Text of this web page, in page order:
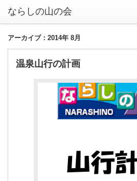
アーカイブ：2014年 8月
温泉山行の計画